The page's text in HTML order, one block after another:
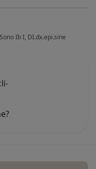
Ib I, DI.dx.epi.sine